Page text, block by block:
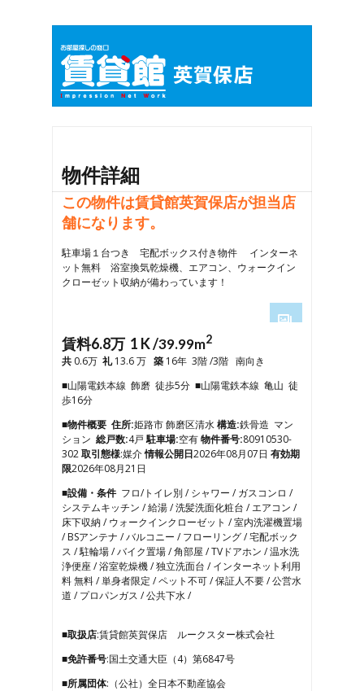
物件詳細
この物件は賃貸館英賀保店が担当店
舗になります。
駐車場１台つき 宅配ボックス付き物件 インターネ
ット無料 浴室換気乾燥機、エアコン、ウォークイン
クローゼット収納が備わっています！
4
7
8
9
11
12
13
14
15
16
17
賃料6.8万 1 K /39.99m2
共 0.6万 礼13.6 万 築 16年 3階 /3階 南向き
■山陽電鉄本線 飾磨 徒歩5分 ■山陽電鉄本線 亀山 徒
歩16分
■物件概要 住所:姫路市 飾磨区清水構造:鉄骨造 マン
ション 総戸数:4戸駐車場:空有物件番号:80910530-
302取引態様:媒介情報公開日2026年08月07日 有効期
限2026年08月21日
■設備・条件 フロ/トイレ別 / シャワー / ガスコンロ /
システムキッチン / 給湯 / 洗髪洗面化粧台 / エアコン /
床下収納 / ウォークインクローゼット / 室内洗濯機置場
/ BSアンテナ / バルコニー / フローリング / 宅配ボック
ス / 駐輪場 / バイク置場 / 角部屋 / TVドアホン / 温水洗
浄便座 / 浴室乾燥機 / 独立洗面台 / インターネット利用
料 無料 / 単身者限定 / ペット不可 / 保証人不要 / 公営水
道 / プロパンガス / 公共下水 /
■取扱店:賃貸館英賀保店 ルークスター株式会社
■免許番号:国土交通大臣（4）第6847号
■所属団体:（公社）全日本不動産協会